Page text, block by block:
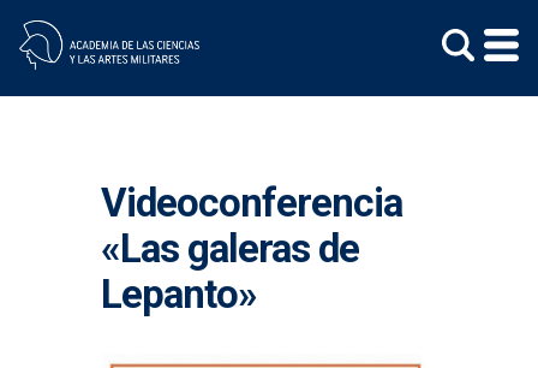
Videoconferencia
«Las galeras de
Lepanto»